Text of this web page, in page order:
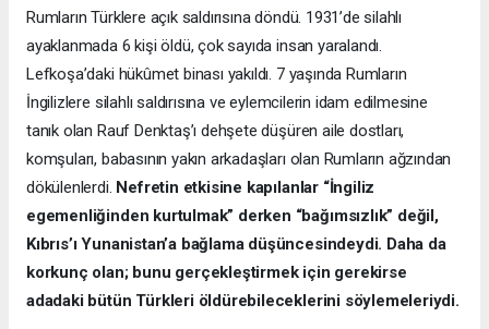
Rumların Türklere açık saldırısına döndü. 1931’de silahlı
ayaklanmada 6 kişi öldü, çok sayıda insan yaralandı.
Lefkoşa’daki hükûmet binası yakıldı. 7 yaşında Rumların
İngilizlere silahlı saldırısına ve eylemcilerin idam edilmesine
tanık olan Rauf Denktaş’ı dehşete düşüren aile dostları,
komşuları, babasının yakın arkadaşları olan Rumların ağzından
dökülenlerdi. Nefretin etkisine kapılanlar “İngiliz
egemenliğinden kurtulmak” derken “bağımsızlık” değil,
Kıbrıs’ı Yunanistan’a bağlama düşüncesindeydi. Daha da
korkunç olan; bunu gerçekleştirmek için gerekirse
adadaki bütün Türkleri öldürebileceklerini söylemeleriydi.